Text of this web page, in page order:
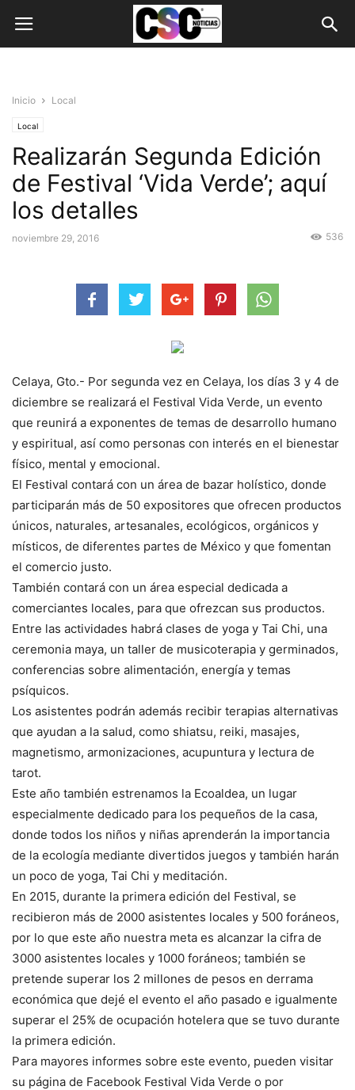
Inicio Local
Local
Realizarán Segunda Edición
de Festival ‘Vida Verde’; aquí
los detalles
noviembre 29, 2016 536
Celaya, Gto.- Por segunda vez en Celaya, los días 3 y 4 de
diciembre se realizará el Festival Vida Verde, un evento
que reunirá a exponentes de temas de desarrollo humano
y espiritual, así como personas con interés en el bienestar
físico, mental y emocional.
El Festival contará con un área de bazar holístico, donde
participarán más de 50 expositores que ofrecen productos
únicos, naturales, artesanales, ecológicos, orgánicos y
místicos, de diferentes partes de México y que fomentan
el comercio justo.
También contará con un área especial dedicada a
comerciantes locales, para que ofrezcan sus productos.
Entre las actividades habrá clases de yoga y Tai Chi, una
ceremonia maya, un taller de musicoterapia y germinados,
conferencias sobre alimentación, energía y temas
psíquicos.
Los asistentes podrán además recibir terapias alternativas
que ayudan a la salud, como shiatsu, reiki, masajes,
magnetismo, armonizaciones, acupuntura y lectura de
tarot.
Este año también estrenamos la Ecoaldea, un lugar
especialmente dedicado para los pequeños de la casa,
donde todos los niños y niñas aprenderán la importancia
de la ecología mediante divertidos juegos y también harán
un poco de yoga, Tai Chi y meditación.
En 2015, durante la primera edición del Festival, se
recibieron más de 2000 asistentes locales y 500 foráneos,
por lo que este año nuestra meta es alcanzar la cifra de
3000 asistentes locales y 1000 foráneos; también se
pretende superar los 2 millones de pesos en derrama
económica que dejé el evento el año pasado e igualmente
superar el 25% de ocupación hotelera que se tuvo durante
la primera edición.
Para mayores informes sobre este evento, pueden visitar
su página de Facebook Festival Vida Verde o por